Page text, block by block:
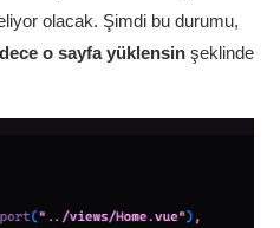
olacak. Şimdi bu durumu,
o sayfa yüklensinşeklinde